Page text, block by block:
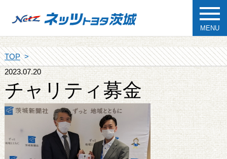
MENU
TOP
2023.07.20
チャリティ募金